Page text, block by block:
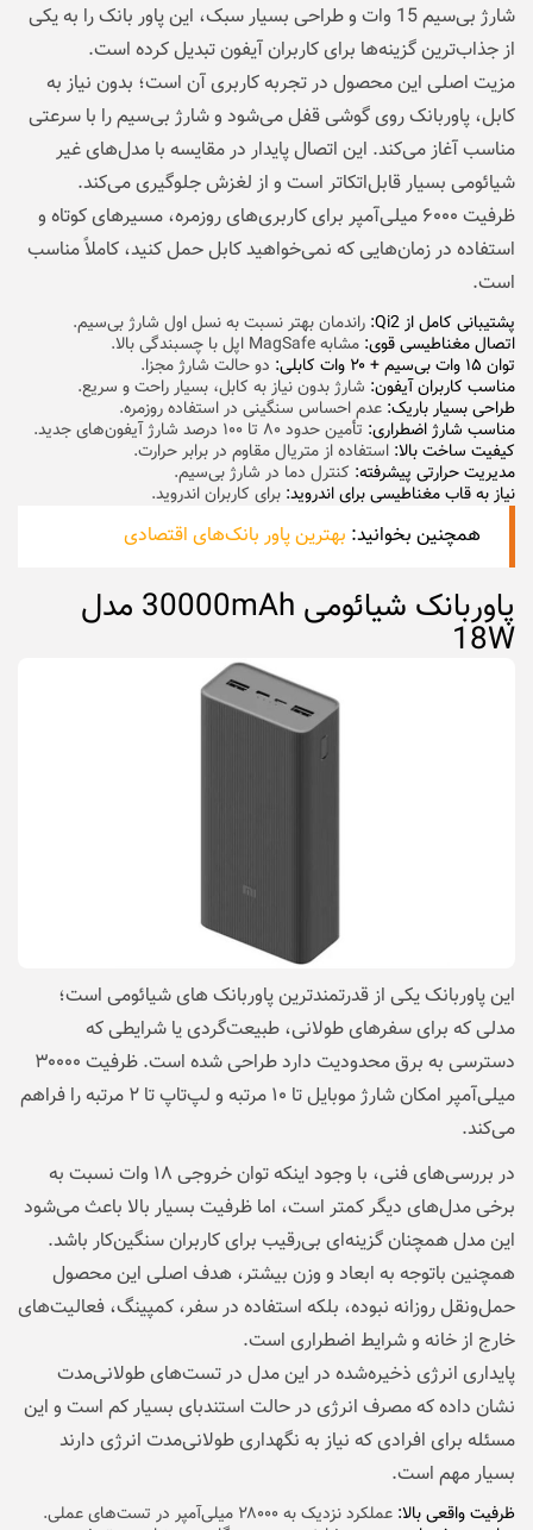
شارژ بی‌سیم 15 وات و طراحی بسیار سبک، این پاور بانک را به یکی
از جذاب‌ترین گزینه‌ها برای کاربران آیفون تبدیل کرده است.
مزیت اصلی این محصول در تجربه کاربری آن است؛ بدون نیاز به
کابل، پاوربانک روی گوشی قفل می‌شود و شارژ بی‌سیم را با سرعتی
مناسب آغاز می‌کند. این اتصال پایدار در مقایسه با مدل‌های غیر
شیائومی بسیار قابل‌اتکاتر است و از لغزش جلوگیری می‌کند.
ظرفیت ۶۰۰۰ میلی‌آمپر برای کاربری‌های روزمره، مسیرهای کوتاه و
استفاده در زمان‌هایی که نمی‌خواهید کابل حمل کنید، کاملاً مناسب
است.
پشتیبانی کامل از Qi2:
راندمان بهتر نسبت به نسل اول شارژ بی‌سیم.
اتصال مغناطیسی قوی: مشابه MagSafe اپل با چسبندگی بالا.
توان ۱۵ وات بی‌سیم + ۲۰ وات کابلی:
دو حالت شارژ مجزا.
مناسب کاربران آیفون: شارژ بدون نیاز به کابل، بسیار راحت و سریع.
طراحی بسیار باریک: عدم احساس سنگینی در استفاده روزمره.
مناسب شارژ اضطراری: تأمین حدود ۸۰ تا ۱۰۰ درصد شارژ آیفون‌های جدید.
کیفیت ساخت بالا: استفاده از متریال مقاوم در برابر حرارت.
مدیریت حرارتی پیشرفته: کنترل دما در شارژ بی‌سیم.
نیاز به قاب مغناطیسی برای اندروید: برای کاربران اندروید.
همچنین بخوانید: بهترین پاور بانک‌های اقتصادی
پاوربانک شیائومی 30000mAh مدل
18W
این پاوربانک یکی از قدرتمندترین پاوربانک های شیائومی است؛
مدلی که برای سفرهای طولانی، طبیعت‌گردی یا شرایطی که
دسترسی به برق محدودیت دارد طراحی شده است. ظرفیت ۳۰۰۰۰
میلی‌آمپر امکان شارژ موبایل تا ۱۰ مرتبه و لپ‌تاپ تا ۲ مرتبه را فراهم
می‌کند.
در بررسی‌های فنی، با وجود اینکه توان خروجی ۱۸ وات نسبت به
برخی مدل‌های دیگر کمتر است، اما ظرفیت بسیار بالا باعث می‌شود
این مدل همچنان گزینه‌ای بی‌رقیب برای کاربران سنگین‌کار باشد.
همچنین باتوجه به ابعاد و وزن بیشتر، هدف اصلی این محصول
حمل‌ونقل روزانه نبوده، بلکه استفاده در سفر، کمپینگ، فعالیت‌های
خارج از خانه و شرایط اضطراری است.
پایداری انرژی ذخیره‌شده در این مدل در تست‌های طولانی‌مدت
نشان داده که مصرف انرژی در حالت استندبای بسیار کم است و این
مسئله برای افرادی که نیاز به نگهداری طولانی‌مدت انرژی دارند
بسیار مهم است.
ظرفیت واقعی بالا: عملکرد نزدیک به ۲۸۰۰۰ میلی‌آمپر در تست‌های عملی.